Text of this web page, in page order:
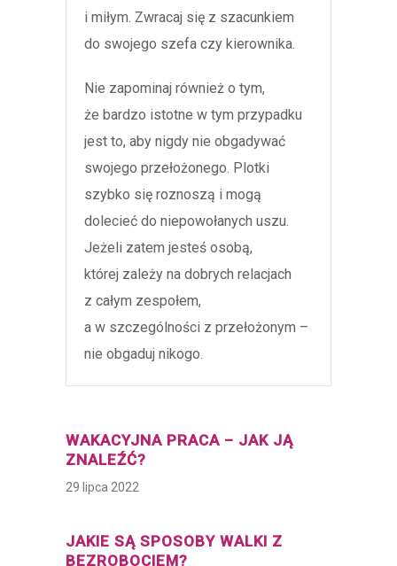
i miłym. Zwracaj się z szacunkiem
do swojego szefa czy kierownika.
Nie zapominaj również o tym,
że bardzo istotne w tym przypadku
jest to, aby nigdy nie obgadywać
swojego przełożonego. Plotki
szybko się roznoszą i mogą
dolecieć do niepowołanych uszu.
Jeżeli zatem jesteś osobą,
której zależy na dobrych relacjach
z całym zespołem,
a w szczególności z przełożonym –
nie obgaduj nikogo.
WAKACYJNA PRACA – JAK JĄ
ZNALEŹĆ?
29 lipca 2022
JAKIE SĄ SPOSOBY WALKI Z
BEZROBOCIEM?